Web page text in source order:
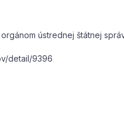
ústrednej štátnej
detail/9396